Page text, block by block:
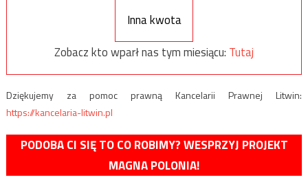
Inna kwota
Zobacz kto wparł nas tym miesiącu: Tutaj
Dziękujemy za pomoc prawną Kancelarii Prawnej Litwin:
https://kancelaria-litwin.pl
PODOBA CI SIĘ TO CO ROBIMY? WESPRZYJ PROJEKT
MAGNA POLONIA!